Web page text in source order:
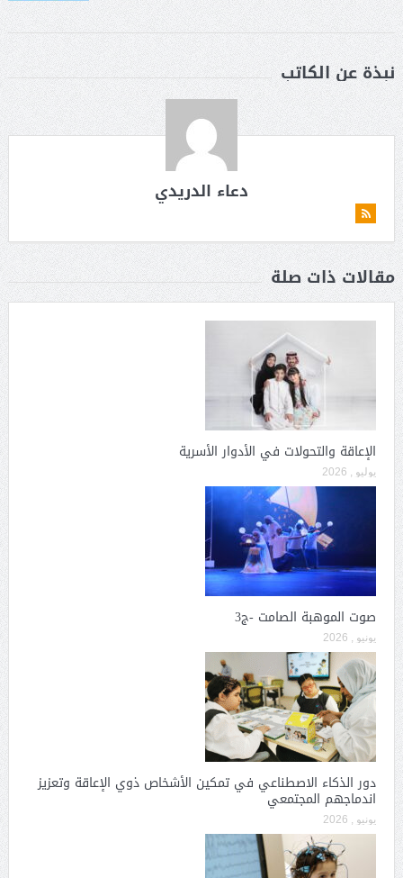
نبذة عن الكاتب
دعاء الدريدي
مقالات ذات صلة
الإعاقة والتحولات في الأدوار الأسرية
يوليو , 2026
صوت الموهبة الصامت -ج3
يونيو , 2026
دور الذكاء الاصطناعي في تمكين الأشخاص ذوي الإعاقة وتعزيز
اندماجهم المجتمعي
يونيو , 2026